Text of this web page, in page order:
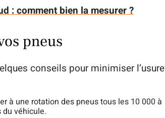
: comment bien la mesurer ?
pneus
conseils pour minimiser l’usure
à une rotation des pneus tous les 10 000 à
du véhicule.